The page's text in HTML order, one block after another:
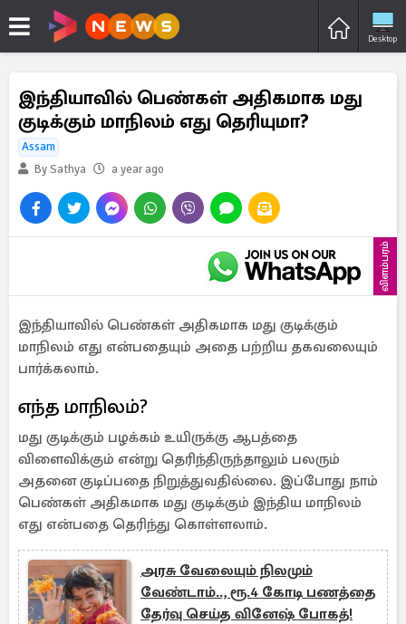
Desktop
இந்தியாவில் பெண்கள் அதிகமாக மது
குடிக்கும் மாநிலம் எது தெரியுமா?
Assam
By Sathya
a year ago
விளம்பரம்
இந்தியாவில் பெண்கள் அதிகமாக மது குடிக்கும்
மாநிலம் எது என்பதையும் அதை பற்றிய தகவலையும்
பார்க்கலாம்.
எந்த மாநிலம்?
மது குடிக்கும் பழக்கம் உயிருக்கு ஆபத்தை
விளைவிக்கும் என்று தெரிந்திருந்தாலும் பலரும்
அதனை குடிப்பதை நிறுத்துவதில்லை. இப்போது நாம்
பெண்கள் அதிகமாக மது குடிக்கும் இந்திய மாநிலம்
எது என்பதை தெரிந்து கொள்ளலாம்.
அரசு வேலையும் நிலமும்
வேண்டாம்.., ரூ.4 கோடி பணத்தை
தேர்வு செய்த வினேஷ் போகத்!